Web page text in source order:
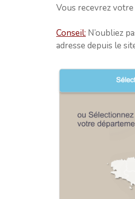
Vous recevrez
Conseil: N’oubliez
adresse depuis le